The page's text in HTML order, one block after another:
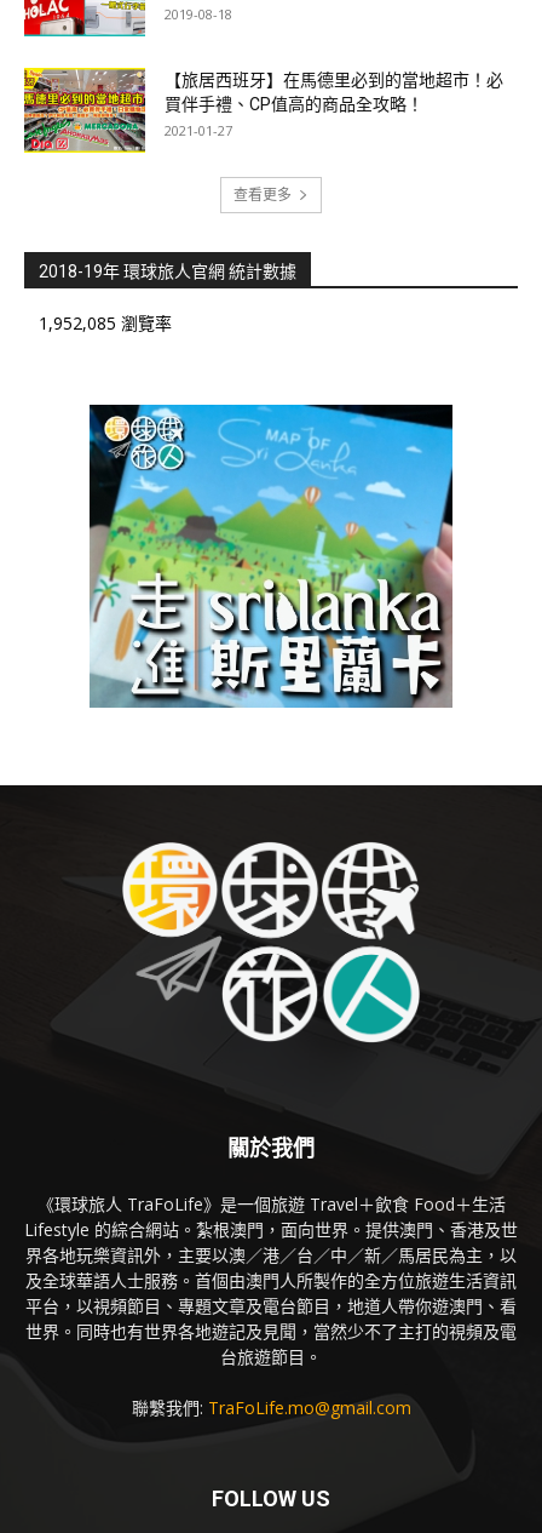
2019-08-18
【旅居西班牙】在馬德里必到的當地超市！必
買伴手禮、CP值高的商品全攻略！
2021-01-27
查看更多
2018-19年 環球旅人官網 統計數據
1,952,085 瀏覽率
關於我們
《環球旅人 TraFoLife》是一個旅遊 Travel＋飲食 Food＋生活
Lifestyle 的綜合網站。紮根澳門，面向世界。提供澳門、香港及世
界各地玩樂資訊外，主要以澳／港／台／中／新／馬居民為主，以
及全球華語人士服務。首個由澳門人所製作的全方位旅遊生活資訊
平台，以視頻節目、專題文章及電台節目，地道人帶你遊澳門、看
世界。同時也有世界各地遊記及見聞，當然少不了主打的視頻及電
台旅遊節目。
聯繫我們: TraFoLife.mo@gmail.com
FOLLOW US